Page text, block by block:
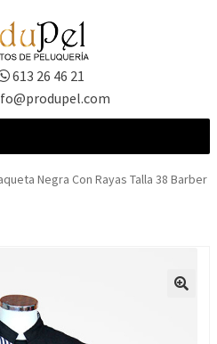
613 26 46 21
Negra Con Rayas Talla 38 Barber